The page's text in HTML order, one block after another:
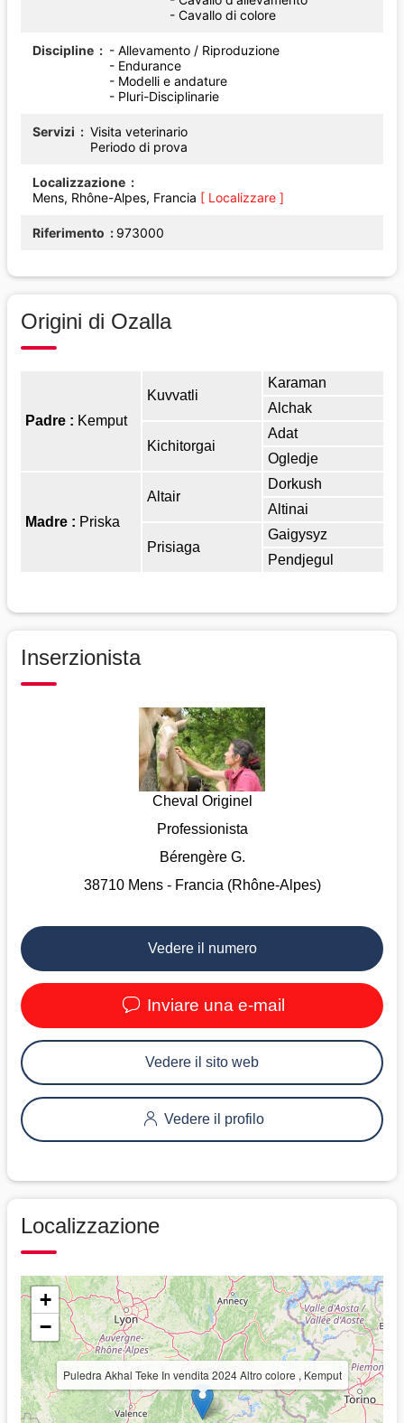
- Cavallo di colore
Discipline
- Allevamento / Riproduzione
- Endurance
- Modelli e andature
- Pluri-Disciplinarie
Servizi
Visita veterinario
Periodo di prova
Localizzazione
Mens, Rhône-Alpes, Francia [ Localizzare ]
Riferimento 973000
Origini di Ozalla
Padre : Kemput
Kuvvatli
Karaman
Alchak
Kichitorgai
Adat
Ogledje
Madre : Priska
Altair
Dorkush
Altinai
Prisiaga
Gaigysyz
Pendjegul
Inserzionista
Cheval Originel
Professionista
Bérengère G.
38710 Mens - Francia (Rhône-Alpes)
Vedere il numero
Inviare una e-mail
Vedere il sito web
Vedere il profilo
Localizzazione
Puledra Akhal Teke In vendita 2024 Altro colore , Kemput
+
−